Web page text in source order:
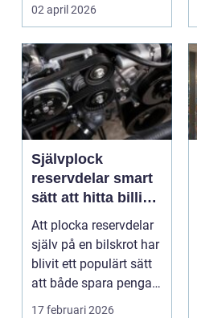
02 april 2026
Självplock
reservdelar smart
sätt att hitta billiga
bildelar
Att plocka reservdelar
själv på en bilskrot har
blivit ett populärt sätt
att både spara pengar
och g...
17 februari 2026